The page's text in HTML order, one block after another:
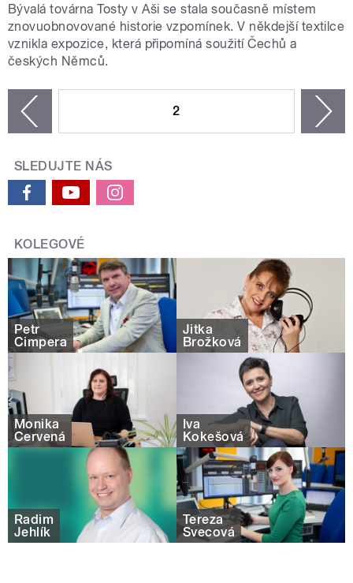
Bývalá továrna Tosty v Aši se stala současně místem
znovuobnovované historie vzpomínek. V někdejší textilce
vznikla expozice, která připomíná soužití Čechů a
českých Němců.
2
SLEDUJTE NÁS
KOLEGOVÉ
Petr
Čimpera
Jitka
Brožková
Monika
Červená
Iva
Kokešová
Radim
Jehlík
Tereza
Švecová